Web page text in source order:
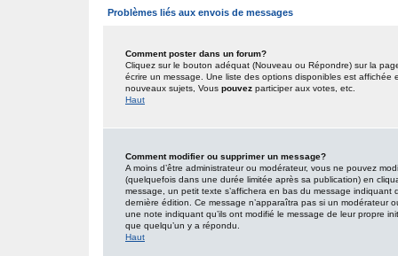
Problèmes liés aux envois de messages
Comment poster dans un forum?
Cliquez sur le bouton adéquat (Nouveau ou Répondre) sur la
écrire un message. Une liste des options disponibles est
nouveaux sujets, Vous pouvez participer aux votes, etc.
Haut
Comment modifier ou supprimer un message?
A moins d’être administrateur ou modérateur, vous ne pouvez
(quelquefois dans une durée limitée après sa publication) en
message, un petit texte s’affichera en bas du message indiquant
dernière édition. Ce message n’apparaîtra pas si un modérateur
une note indiquant qu’ils ont modifié le message de leur propre
que quelqu’un y a répondu.
Haut